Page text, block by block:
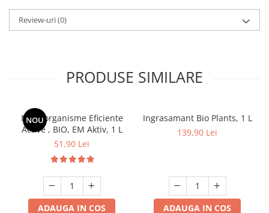
Review-uri(0)
PRODUSE SIMILARE
NOU
Microorganisme Eficiente
Active , BIO, EM Aktiv, 1 L
51,90 Lei
ADAUGA IN COS
Ingrasamant Bio Plants, 1 L
139,90 Lei
ADAUGA IN COS